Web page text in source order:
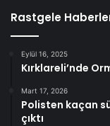
Rastgele
Eylül 16, 2025
Kırklareli’nde
Mart 17, 2026
Polisten kaçan
çıktı